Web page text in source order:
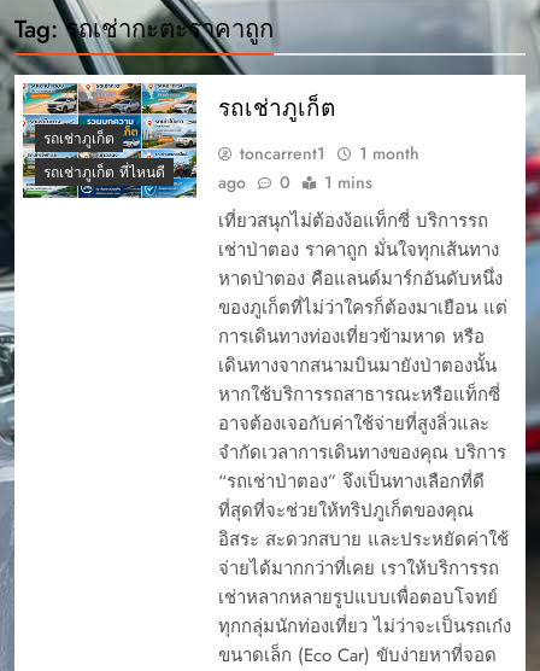
Tag:รถเช่ากะตะราคาถูก
รถเช่าภูเก็ต
รถเช่าภูเก็ต ที่ไหนดี
รถเช่าภูเก็ต
toncarrent1
1 month
ago
0 1 mins
เที่ยวสนุกไม่ต้องง้อแท็กซี่ บริการรถ
เช่าป่าตอง ราคาถูก มั่นใจทุกเส้นทาง
หาดป่าตอง คือแลนด์มาร์กอันดับหนึ่ง
ของภูเก็ตที่ไม่ว่าใครก็ต้องมาเยือน แต่
การเดินทางท่องเที่ยวข้ามหาด หรือ
เดินทางจากสนามบินมายังป่าตองนั้น
หากใช้บริการรถสาธารณะหรือแท็กซี่
อาจต้องเจอกับค่าใช้จ่ายที่สูงลิ่วและ
จำกัดเวลาการเดินทางของคุณ บริการ
“รถเช่าป่าตอง” จึงเป็นทางเลือกที่ดี
ที่สุดที่จะช่วยให้ทริปภูเก็ตของคุณ
อิสระ สะดวกสบาย และประหยัดค่าใช้
จ่ายได้มากกว่าที่เคย เราให้บริการรถ
เช่าหลากหลายรูปแบบเพื่อตอบโจทย์
ทุกกลุ่มนักท่องเที่ยว ไม่ว่าจะเป็นรถเก๋ง
ขนาดเล็ก (Eco Car) ขับง่ายหาที่จอด